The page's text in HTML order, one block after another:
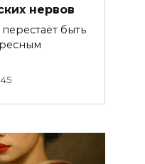
нервов
быть